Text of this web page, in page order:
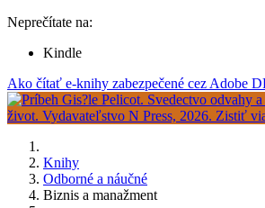
Neprečítate na:
Kindle
Ako čítať e-knihy zabezpečené cez Adobe
Knihy
Odborné a náučné
Biznis a manažment